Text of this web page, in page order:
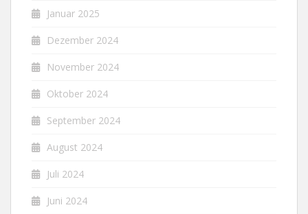
Januar 2025
Dezember 2024
November 2024
Oktober 2024
September 2024
August 2024
Juli 2024
Juni 2024